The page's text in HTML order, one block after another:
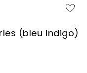
(bleu indigo)